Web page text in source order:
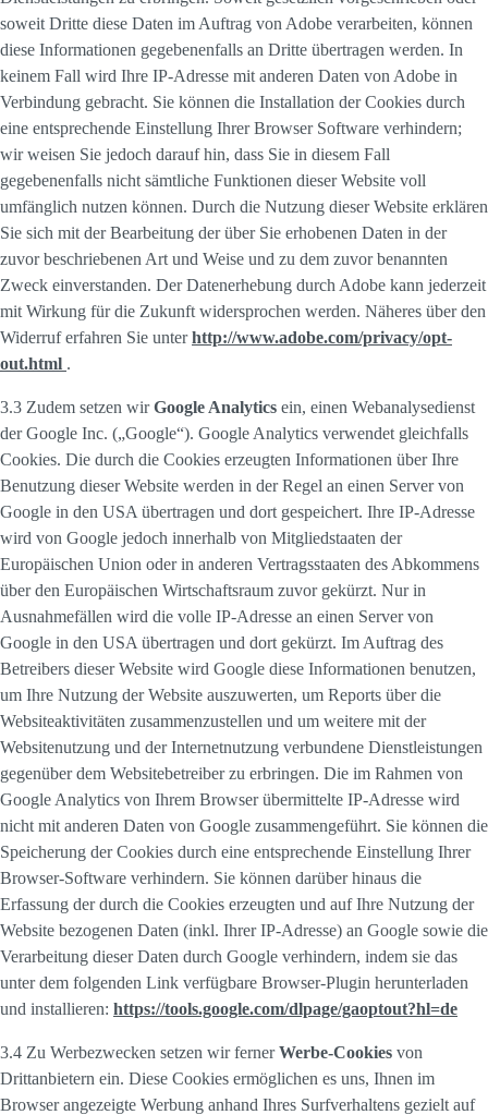
soweit Dritte diese Daten im Auftrag von Adobe verarbeiten, können
diese Informationen gegebenenfalls an Dritte übertragen werden. In
keinem Fall wird Ihre IP-Adresse mit anderen Daten von Adobe in
Verbindung gebracht. Sie können die Installation der Cookies durch
eine entsprechende Einstellung Ihrer Browser Software verhindern;
wir weisen Sie jedoch darauf hin, dass Sie in diesem Fall
gegebenenfalls nicht sämtliche Funktionen dieser Website voll
umfänglich nutzen können. Durch die Nutzung dieser Website erklären
Sie sich mit der Bearbeitung der über Sie erhobenen Daten in der
zuvor beschriebenen Art und Weise und zu dem zuvor benannten
Zweck einverstanden. Der Datenerhebung durch Adobe kann jederzeit
mit Wirkung für die Zukunft widersprochen werden. Näheres über den
Widerruf erfahren Sie unterhttp://www.adobe.com/privacy/opt-
out.html .
3.3 Zudem setzen wirGoogle Analytics ein, einen Webanalysedienst
der Google Inc. („Google“). Google Analytics verwendet gleichfalls
Cookies. Die durch die Cookies erzeugten Informationen über Ihre
Benutzung dieser Website werden in der Regel an einen Server von
Google in den USA übertragen und dort gespeichert. Ihre IP-Adresse
wird von Google jedoch innerhalb von Mitgliedstaaten der
Europäischen Union oder in anderen Vertragsstaaten des Abkommens
über den Europäischen Wirtschaftsraum zuvor gekürzt. Nur in
Ausnahmefällen wird die volle IP-Adresse an einen Server von
Google in den USA übertragen und dort gekürzt. Im Auftrag des
Betreibers dieser Website wird Google diese Informationen benutzen,
um Ihre Nutzung der Website auszuwerten, um Reports über die
Websiteaktivitäten zusammenzustellen und um weitere mit der
Websitenutzung und der Internetnutzung verbundene Dienstleistungen
gegenüber dem Websitebetreiber zu erbringen. Die im Rahmen von
Google Analytics von Ihrem Browser übermittelte IP-Adresse wird
nicht mit anderen Daten von Google zusammengeführt. Sie können die
Speicherung der Cookies durch eine entsprechende Einstellung Ihrer
Browser-Software verhindern. Sie können darüber hinaus die
Erfassung der durch die Cookies erzeugten und auf Ihre Nutzung der
Website bezogenen Daten (inkl. Ihrer IP-Adresse) an Google sowie die
Verarbeitung dieser Daten durch Google verhindern, indem sie das
unter dem folgenden Link verfügbare Browser-Plugin herunterladen
und installieren: https://tools.google.com/dlpage/gaoptout?hl=de
3.4 Zu Werbezwecken setzen wir fernerWerbe-Cookies von
Drittanbietern ein. Diese Cookies ermöglichen es uns, Ihnen im
Browser angezeigte Werbung anhand Ihres Surfverhaltens gezielt auf